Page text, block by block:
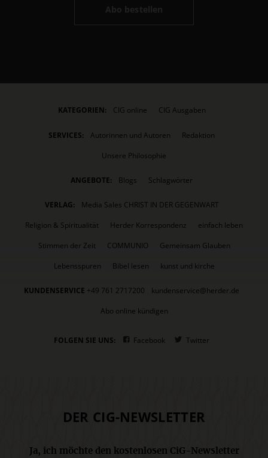
Abo bestellen
KATEGORIEN: CIG online CIG Ausgaben
SERVICES: Autorinnen und Autoren
Redaktion
Unsere Philosophie
ANGEBOTE: Blogs Schlagwörter
VERLAG:
Media Sales CHRIST IN DER GEGENWART
Religion & Spiritualität
Herder Korrespondenz
einfach leben
Stimmen der Zeit
COMMUNIO
Gemeinsam Glauben
Lebensspuren
Bibel lesen kunst und kirche
KUNDENSERVICE +49 761 2717200
kundenservice@herder.de
Abo online kündigen
FOLGEN SIE UNS: Facebook Twitter
DER CIG-NEWSLETTER
Ja, ich möchte den kostenlosen CiG-Newsletter